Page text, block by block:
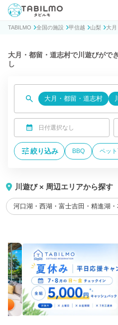
貸別荘コテージ・一棟貸し宿泊予約サイ
TABILMO 全国の施設 甲信越 山梨 大
大月・都留・道志村で川遊びがで
し
大月・都留・道志村
日付選択なし
絞り込み BBQ ペッ
川遊び × 周辺エリアから探す
河口湖・西湖・富士吉田・精進湖